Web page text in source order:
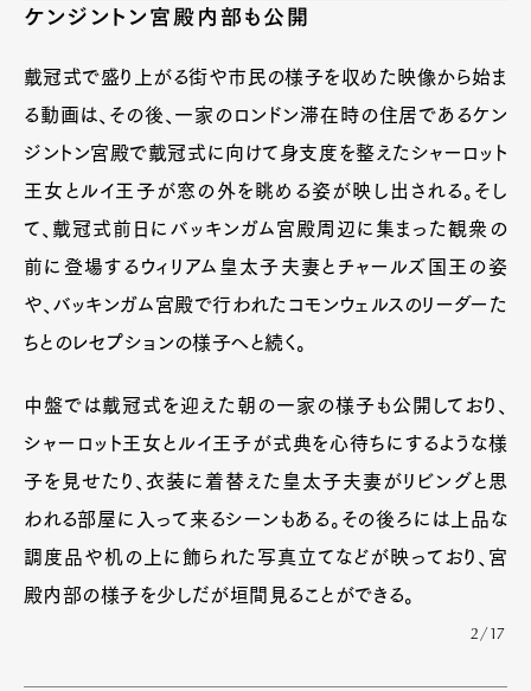
ケンジントン宮殿内部も公開
戴冠式で盛り上がる街や市民の様子を収めた映像から始ま
る動画は、その後、一家のロンドン滞在時の住居であるケン
ジントン宮殿で戴冠式に向けて身支度を整えたシャーロット
王女とルイ王子が窓の外を眺める姿が映し出される。そし
て、戴冠式前日にバッキンガム宮殿周辺に集まった観衆の
前に登場するウィリアム皇太子夫妻とチャールズ国王の姿
や、バッキンガム宮殿で行われたコモンウェルスのリーダーた
ちとのレセプションの様子へと続く。
中盤では戴冠式を迎えた朝の一家の様子も公開しており、
シャーロット王女とルイ王子が式典を心待ちにするような様
子を見せたり、衣装に着替えた皇太子夫妻がリビングと思
われる部屋に入って来るシーンもある。その後ろには上品な
調度品や机の上に飾られた写真立てなどが映っており、宮
殿内部の様子を少しだが垣間見ることができる。
2/17